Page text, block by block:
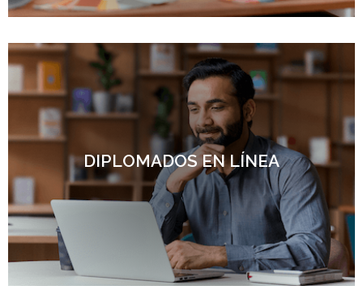
DIPLOMADOS EN LÍNEA